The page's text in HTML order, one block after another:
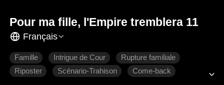
Pour ma fille, l'Empire tremblera 11
Français
Famille Intrigue de Cour
Rupture familiale
Riposter
Scénario-Trahison Come-back